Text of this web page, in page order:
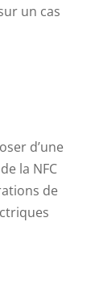
un cas
d’une
la NFC
de